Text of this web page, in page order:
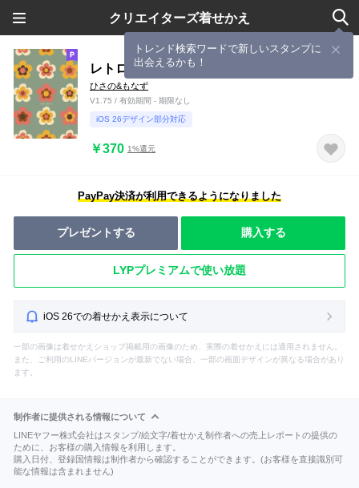
クリエイターズ着せかえ
トレンド検索ワードで新しいスタンプに
出会えるかも！
レトロ フラワー - グリーン -
ひさの&もなず
V1.75 / 有効期間 - 期限なし
iOS 26デザイン部分対応
￥370 1%還元
PayPay決済が利用できるようになりました
プレゼントする 購入する
LYPプレミアムで使い放題
iOS 26での着せかえ表示について
一部の画像は着せかえショップ掲載用の画像のため、実際の着せかえには適用されません。
また、ご利用のLINEバージョンが最新でない場合、一部の画面デザインが異なる場合があり
ます。
制作者に提供される情報について
LINEヤフー株式会社はスタンプ/絵文字/着せかえ制作者への売上レポートの提供の
ために、お客様の購入情報を利用します。
購入日付、登録国情報は制作者から確認することができます。(お客様を直接識別可
能な情報は含まれません)